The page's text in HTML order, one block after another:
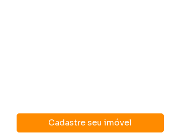
Cadastre seu imóvel